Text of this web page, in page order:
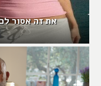
את זה אסור